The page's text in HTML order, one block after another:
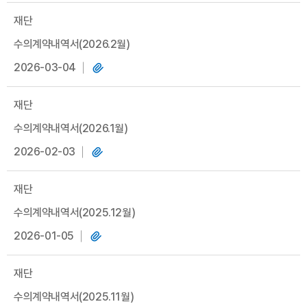
재단
수의계약내역서(2026.2월)
2026-03-04
재단
수의계약내역서(2026.1월)
2026-02-03
재단
수의계약내역서(2025.12월)
2026-01-05
재단
수의계약내역서(2025.11월)